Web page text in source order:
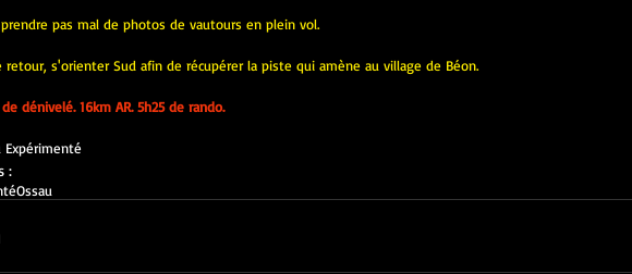
prendre pas mal de photos de vautours en plein vol.
retour, s'orienter Sud afin de récupérer la piste qui amène au village de Béon.
dénivelé. 16km AR. 5h25 de rando.
Expérimenté
:
Ossau